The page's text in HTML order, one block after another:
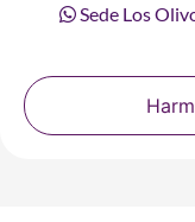
Sede Los